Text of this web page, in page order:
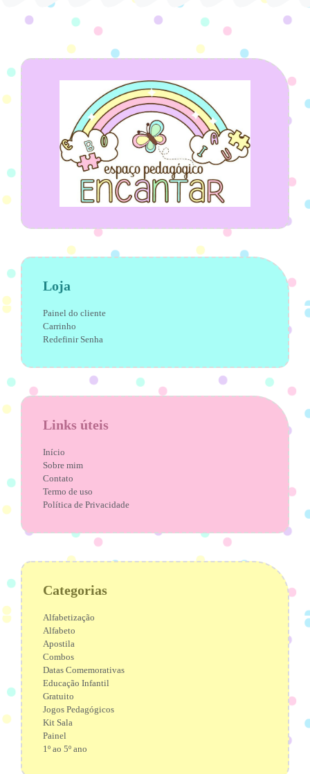
Loja
Painel do cliente
Carrinho
Redefinir Senha
Links úteis
Início
Sobre mim
Contato
Termo de uso
Política de Privacidade
Categorias
Alfabetização
Alfabeto
Apostila
Combos
Datas Comemorativas
Educação Infantil
Gratuito
Jogos Pedagógicos
Kit Sala
Painel
1º ao 5º ano